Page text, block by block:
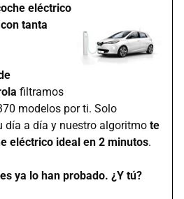
eléctrico
tanta
filtramos
modelos por ti. Solo
día a día y nuestro algoritmo te
eléctrico ideal en 2 minutos.
ya lo han probado. ¿Y tú?